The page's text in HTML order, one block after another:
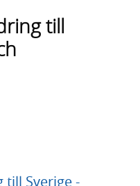
till
Sverige -